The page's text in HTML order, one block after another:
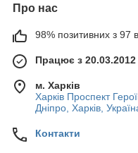
Про нас
98% позитивних з 97
Працює з 20.03.2012
м. Харків
Харків Проспект
Дніпро, Харків,
Контакти